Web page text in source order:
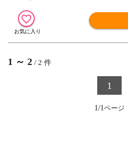
1 ～ 2 / 2 件
1
1/1